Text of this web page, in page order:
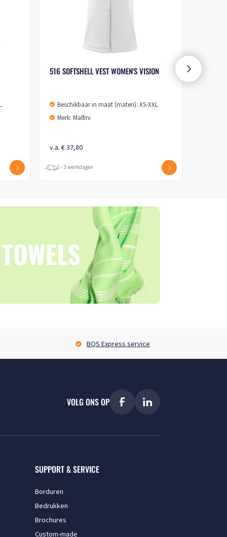
516 SOFTSHELL VEST WOMEN'S VISION
Beschikbaar in maat (maten): XS-XXL
Merk: Malfini
v.a. € 37,80
2 - 3 werkdagen
BQS Express service
VOLG ONS OP
SUPPORT & SERVICE
Borduren
Bedrukken
Brochures
Custom-made